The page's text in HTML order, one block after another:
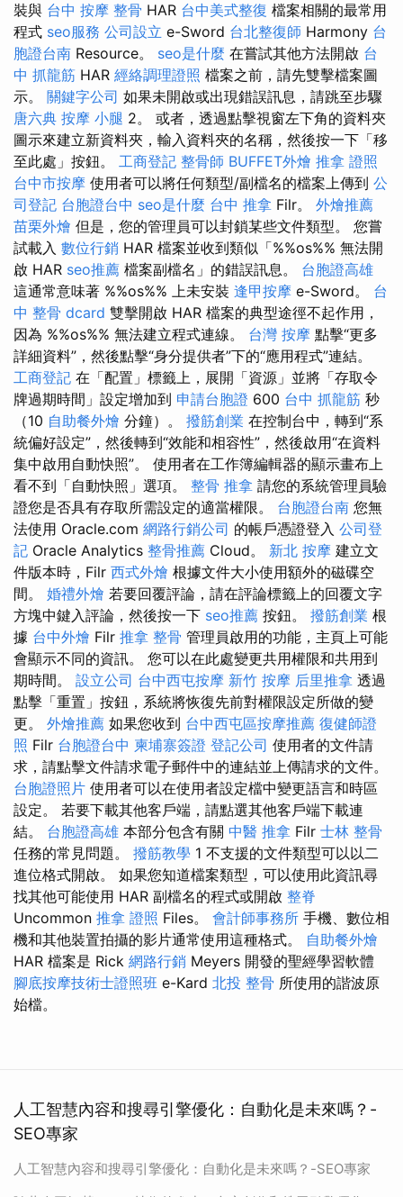
裝與 台中 按摩 整骨 HAR 台中美式整復 檔案相關的最常用
程式 seo服務 公司設立 e-Sword 台北整復師 Harmony 台
胞證台南 Resource。 seo是什麼 在嘗試其他方法開啟 台
中 抓龍筋 HAR 經絡調理證照 檔案之前，請先雙擊檔案圖
示。 關鍵字公司 如果未開啟或出現錯誤訊息，請跳至步驟
唐六典 按摩 小腿 2。 或者，透過點擊視窗左下角的資料夾
圖示來建立新資料夾，輸入資料夾的名稱，然後按一下「移
至此處」按鈕。 工商登記 整骨師 BUFFET外燴 推拿 證照
台中市按摩 使用者可以將任何類型/副檔名的檔案上傳到 公
司登記 台胞證台中 seo是什麼 台中 推拿 Filr。 外燴推薦
苗栗外燴 但是，您的管理員可以封鎖某些文件類型。 您嘗
試載入 數位行銷 HAR 檔案並收到類似「%%os%% 無法開
啟 HAR seo推薦 檔案副檔名」的錯誤訊息。 台胞證高雄
這通常意味著 %%os%% 上未安裝 逢甲按摩 e-Sword。 台
中 整骨 dcard 雙擊開啟 HAR 檔案的典型途徑不起作用，
因為 %%os%% 無法建立程式連線。 台灣 按摩 點擊“更多
詳細資料”，然後點擊“身分提供者”下的“應用程式”連結。
工商登記 在「配置」標籤上，展開「資源」並將「存取令
牌過期時間」設定增加到 申請台胞證 600 台中 抓龍筋 秒
（10 自助餐外燴 分鐘）。 撥筋創業 在控制台中，轉到“系
統偏好設定”，然後轉到“效能和相容性”，然後啟用“在資料
集中啟用自動快照”。 使用者在工作簿編輯器的顯示畫布上
看不到「自動快照」選項。 整骨 推拿 請您的系統管理員驗
證您是否具有存取所需設定的適當權限。 台胞證台南 您無
法使用 Oracle.com 網路行銷公司 的帳戶憑證登入 公司登
記 Oracle Analytics 整骨推薦 Cloud。 新北 按摩 建立文
件版本時，Filr 西式外燴 根據文件大小使用額外的磁碟空
間。 婚禮外燴 若要回覆評論，請在評論標籤上的回覆文字
方塊中鍵入評論，然後按一下 seo推薦 按鈕。 撥筋創業 根
據 台中外燴 Filr 推拿 整骨 管理員啟用的功能，主頁上可能
會顯示不同的資訊。 您可以在此處變更共用權限和共用到
期時間。 設立公司 台中西屯按摩 新竹 按摩 后里推拿 透過
點擊「重置」按鈕，系統將恢復先前對權限設定所做的變
更。 外燴推薦 如果您收到 台中西屯區按摩推薦 復健師證
照 Filr 台胞證台中 柬埔寨簽證 登記公司 使用者的文件請
求，請點擊文件請求電子郵件中的連結並上傳請求的文件。
台胞證照片 使用者可以在使用者設定檔中變更語言和時區
設定。 若要下載其他客戶端，請點選其他客戶端下載連
結。 台胞證高雄 本部分包含有關 中醫 推拿 Filr 士林 整骨
任務的常見問題。 撥筋教學 1 不支援的文件類型可以以二
進位格式開啟。 如果您知道檔案類型，可以使用此資訊尋
找其他可能使用 HAR 副檔名的程式或​​開啟 整脊
Uncommon 推拿 證照 Files。 會計師事務所 手機、數位相
機和其他裝置拍攝的影片通常使用這種格式。 自助餐外燴
HAR 檔案是 Rick 網路行銷 Meyers 開發的聖經學習軟體
腳底按摩技術士證照班 e-Kard 北投 整骨 所使用的諧波原
始檔。
人工智慧內容和搜尋引擎優化：自動化是未來嗎？-
SEO專家
人工智慧內容和搜尋引擎優化：自動化是未來嗎？-SEO專家